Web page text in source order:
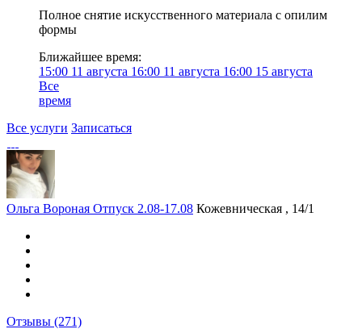
Полное снятие искусственного материала с опилим
формы
Ближайшее время:
15:00 11 августа 16:00 11 августа 16:00 15 августа
Все
время
Все услуги Записаться
Ольга Вороная Отпуск 2.08-17.08 Кожевническая , 14/1
Отзывы (271)